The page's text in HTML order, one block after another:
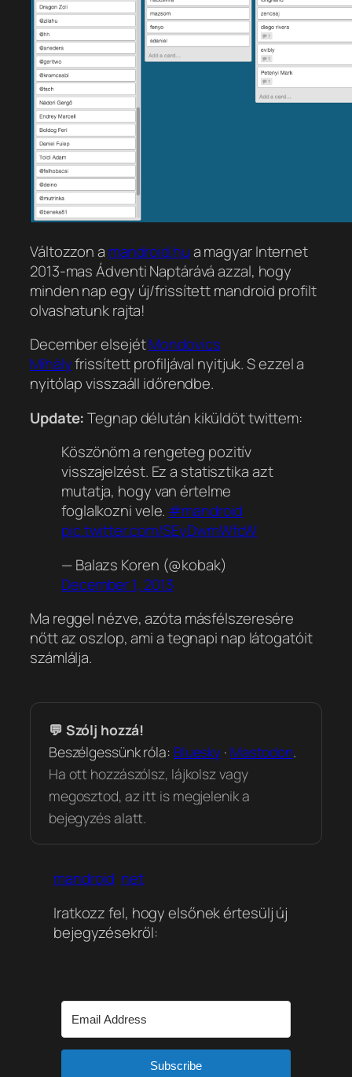
Változzon a mandroid.hua magyar Internet
2013-mas Ádventi Naptárává azzal, hogy
minden nap egy új/frissített mandroid profilt
olvashatunk rajta!
December elsejétMondovics
Mihályfrissített profiljával nyitjuk. S ezzel a
nyitólap visszaáll időrendbe.
Update:Tegnap délután kiküldöt twittem:
Köszönöm a rengeteg pozitív
visszajelzést. Ez a statisztika azt
mutatja, hogy van értelme
foglalkozni vele. #mandroid
pic.twitter.com/SEyDwmWfcW
— Balazs Koren (@kobak)
December 1, 2013
Ma reggel nézve, azóta másfélszeresére
nőtt az oszlop, ami a tegnapi nap látogatóit
számlálja.
💬 Szólj hozzá!
Beszélgessünk róla: Bluesky · Mastodon.
Ha ott hozzászólsz, lájkolsz vagy
megosztod, az itt is megjelenik a
bejegyzés alatt.
mandroid net
Iratkozz fel, hogy elsőnek értesülj új
bejegyzésekről:
Subscribe